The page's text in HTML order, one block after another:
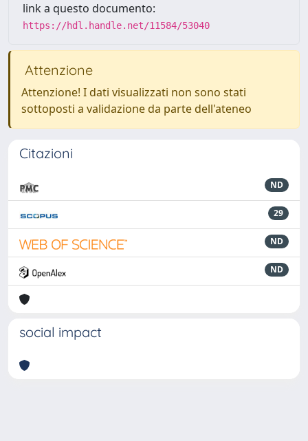
link a questo documento:
https://hdl.handle.net/11584/53040
Attenzione
Attenzione! I dati visualizzati non sono stati
sottoposti a validazione da parte dell'ateneo
Citazioni
ND
29
ND
ND
social impact